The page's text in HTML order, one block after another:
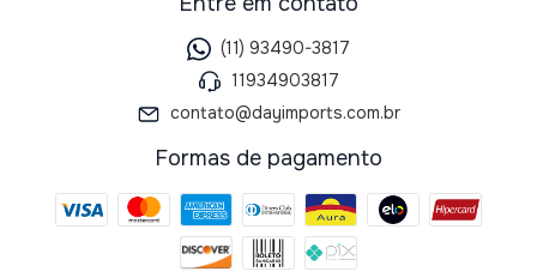
(11) 93490-3817
11934903817
contato@dayimports.com.br
Formas de pagamento